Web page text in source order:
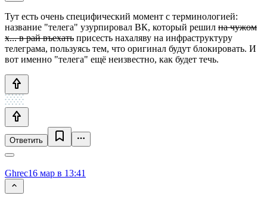
Тут есть очень специфический момент с терминологией:
название "телега" узурпировал ВК, который решил на чужом
х... в рай въехать присесть нахаляву на инфраструктуру
телеграма, пользуясь тем, что оригинал будут блокировать. И
вот именно "телега" ещё неизвестно, как будет течь.
Ответить
Ghrec16 мар в 13:41